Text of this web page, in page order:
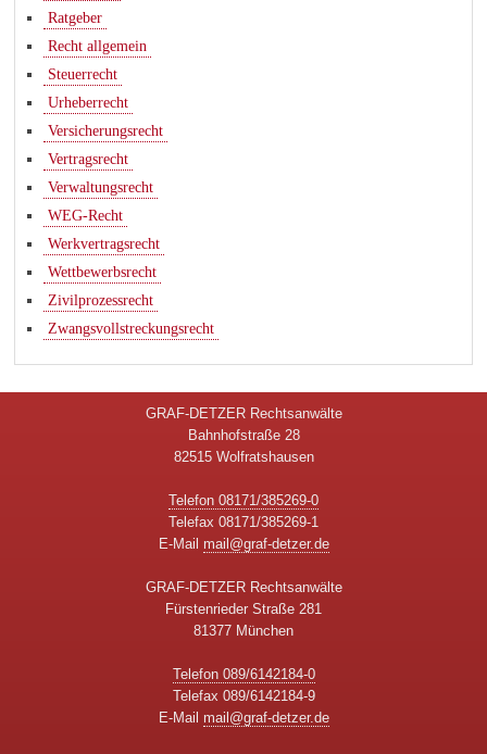
Ratgeber
Recht allgemein
Steuerrecht
Urheberrecht
Versicherungsrecht
Vertragsrecht
Verwaltungsrecht
WEG-Recht
Werkvertragsrecht
Wettbewerbsrecht
Zivilprozessrecht
Zwangsvollstreckungsrecht
GRAF-DETZER Rechtsanwälte
Bahnhofstraße 28
82515 Wolfratshausen
Telefon 08171/385269-0
Telefax 08171/385269-1
E-Mail mail@graf-detzer.de
GRAF-DETZER Rechtsanwälte
Fürstenrieder Straße 281
81377 München
Telefon 089/6142184-0
Telefax 089/6142184-9
E-Mail mail@graf-detzer.de